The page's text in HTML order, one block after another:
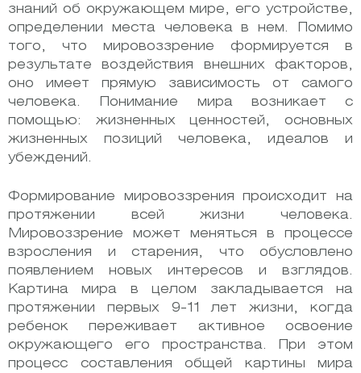
знаний об окружающем мире, его устройстве,
определении места человека в нем. Помимо
того, что мировоззрение формируется в
результате воздействия внешних факторов,
оно имеет прямую зависимость от самого
человека. Понимание мира возникает с
помощью: жизненных ценностей, основных
жизненных позиций человека, идеалов и
убеждений.
Формирование мировоззрения происходит на
протяжении всей жизни человека.
Мировоззрение может меняться в процессе
взросления и старения, что обусловлено
появлением новых интересов и взглядов.
Картина мира в целом закладывается на
протяжении первых 9-11 лет жизни, когда
ребенок переживает активное освоение
окружающего его пространства. При этом
процесс составления общей картины мира